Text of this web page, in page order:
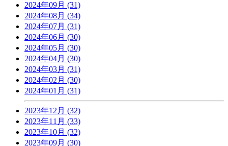
2024年09月 (31)
2024年08月 (34)
2024年07月 (31)
2024年06月 (30)
2024年05月 (30)
2024年04月 (30)
2024年03月 (31)
2024年02月 (30)
2024年01月 (31)
2023年12月 (32)
2023年11月 (33)
2023年10月 (32)
2023年09月 (30)